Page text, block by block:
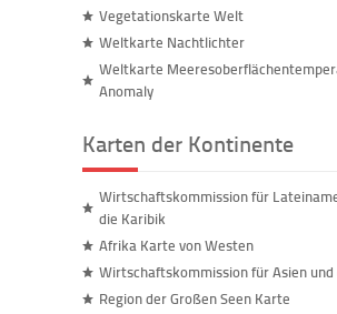
Vegetationskarte Welt
Weltkarte Nachtlichter
Weltkarte
Anomaly
Karten der Kontinente
Wirtschaftskommission für
die Karibik
Afrika Karte von Westen
Wirtschaftskommission für Asien und
Region der Großen Seen Karte